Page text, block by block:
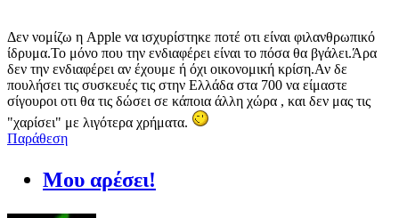
Δεν νομίζω η Apple να ισχυρίστηκε ποτέ οτι είναι φιλανθρωπικό
ίδρυμα.Το μόνο που την ενδιαφέρει είναι το πόσα θα βγάλει.Άρα
δεν την ενδιαφέρει αν έχουμε ή όχι οικονομική κρίση.Αν δε
πουλήσει τις συσκευές τις στην Ελλάδα στα 700 να είμαστε
σίγουροι οτι θα τις δώσει σε κάποια άλλη χώρα , και δεν μας τις
"χαρίσει" με λιγότερα χρήματα.
Παράθεση
Μου αρέσει!